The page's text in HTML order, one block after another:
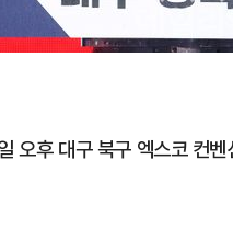
오후 대구 북구 엑스코 컨